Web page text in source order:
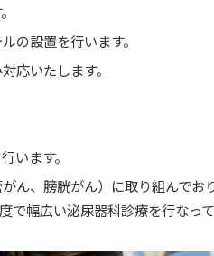
の設置を行います。
応いたします。
います。
ん、膀胱がん）に取り組んでお
幅広い泌尿器科診療を行なって